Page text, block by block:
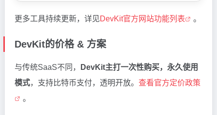
更多工具持续更新，详见DevKit官方网站功能列表 。
DevKit的价格 & 方案
与传统SaaS不同，
DevKit主打一次性购买，永久使用
模式，支持比特币支付，透明开放。 查看官方定价政策
。